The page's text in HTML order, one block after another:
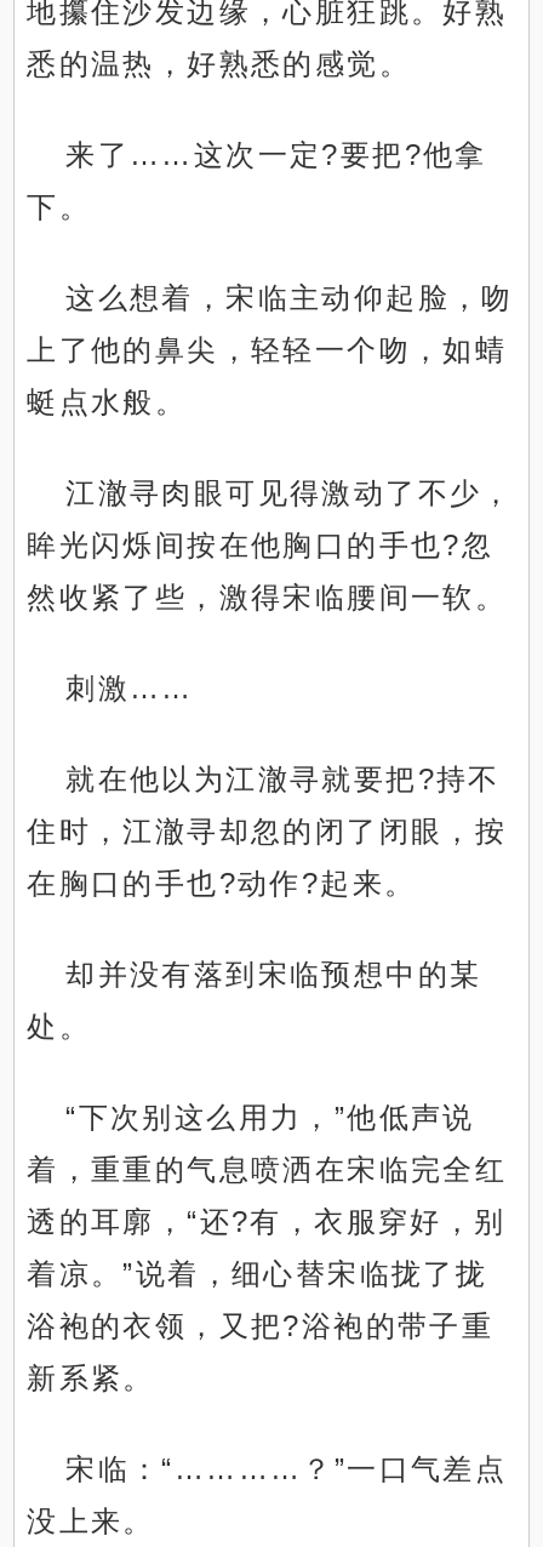
地攥住沙发边缘，心脏狂跳。好熟
悉的温热，好熟悉的感觉。
来了……这次一定?要把?他拿
下。
这么想着，宋临主动仰起脸，吻
上了他的鼻尖，轻轻一个吻，如蜻
蜓点水般。
江澈寻肉眼可见得激动了不少，
眸光闪烁间按在他胸口的手也?忽
然收紧了些，激得宋临腰间一软。
刺激……
就在他以为江澈寻就要把?持不
住时，江澈寻却忽的闭了闭眼，按
在胸口的手也?动作?起来。
却并没有落到宋临预想中的某
处。
“下次别这么用力，”他低声说
着，重重的气息喷洒在宋临完全红
透的耳廓，“还?有，衣服穿好，别
着凉。”说着，细心替宋临拢了拢
浴袍的衣领，又把?浴袍的带子重
新系紧。
宋临：“…………？”一口气差点
没上来。